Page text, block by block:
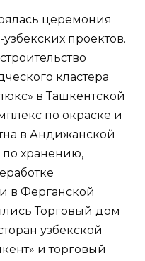
церемония
проектов.
кластера
в Ташкентской
по окраске и
в Андижанской
по хранению,
в Ферганской
Торговый дом
узбекской
и торговый